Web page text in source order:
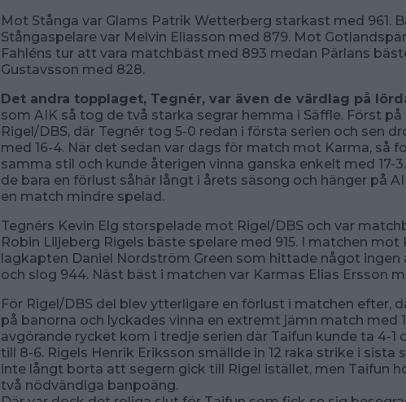
Mot Stånga var Glams Patrik Wetterberg starkast med 961.
Stångaspelare var Melvin Eliasson med 879. Mot
Fahléns tur att vara matchbäst med 893 medan Pärlans
Gustavsson med 828.
Det andra topplaget, Tegnér, var även de värdlag på
som AIK så tog de två starka segrar hemma i Säffle. Först
Rigel/DBS, där Tegnér tog 5-0 redan i första serien och sen
med 16-4. När det sedan var dags för match mot Karma, så
samma stil och kunde återigen vinna ganska enkelt med 17-
de bara en förlust såhär långt i årets säsong och hänger på
en match mindre spelad.
Tegnérs Kevin Elg storspelade mot Rigel/DBS och var
Robin Liljeberg Rigels bäste spelare med 915. I matchen mot
lagkapten Daniel Nordström Green som hittade något ingen
och slog 944. Näst bäst i matchen var Karmas Elias Ersson
För Rigel/DBS del blev ytterligare en förlust i matchen efter,
på banorna och lyckades vinna en extremt jämn match med
avgörande rycket kom i tredje serien där Taifun kunde ta 4-1
till 8-6. Rigels Henrik Eriksson smällde in 12 raka strike i sista
inte långt borta att segern gick till Rigel istället, men Taifun
två nödvändiga banpoäng.